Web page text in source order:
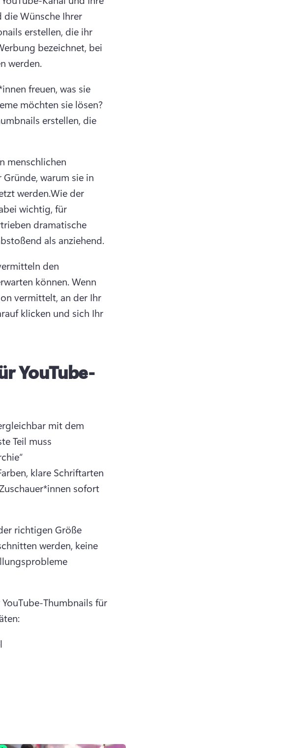
die Wünsche Ihrer
erstellen, die ihr
bezeichnet, bei
werden.
freuen, was sie
möchten sie lösen?
erstellen, die
menschlichen
warum sie in
werden.Wie der
a new tab)
wichtig, für
dramatische
als anziehend.
den
können. Wenn
vermittelt, an der Ihr
klicken und sich Ihr
YouTube-
mit dem
Teil muss
klare Schriftarten
sofort
richtigen Größe
werden, keine
Thumbnails für